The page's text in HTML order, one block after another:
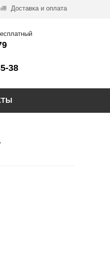
Доставка и оплата
38